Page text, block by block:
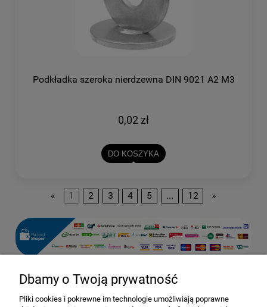
Podkładka szeroka nierdzewna DIN 9021 A2 M3
0,02 zł
DO KOSZYKA
« 1 2 3 4 5 ... 12 »
Dbamy o Twoją prywatność
Pliki cookies i pokrewne im technologie umożliwiają poprawne